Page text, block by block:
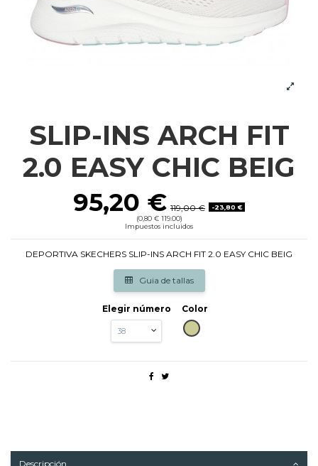
SLIP-INS ARCH FIT
2.0 EASY CHIC BEIG
95,20 € 119,00 €
-23,80 €
(0,80 € 119.00)
Impuestos incluidos
DEPORTIVA SKECHERS SLIP-INS ARCH FIT 2.0 EASY CHIC BEIG
Guia de tallas
Elegir número
Color
BEIG
Descripción